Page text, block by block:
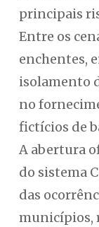
principais
Entre os
enchentes,
isolamento
no
fictícios de
A abertura
do sistema
das
municípios,